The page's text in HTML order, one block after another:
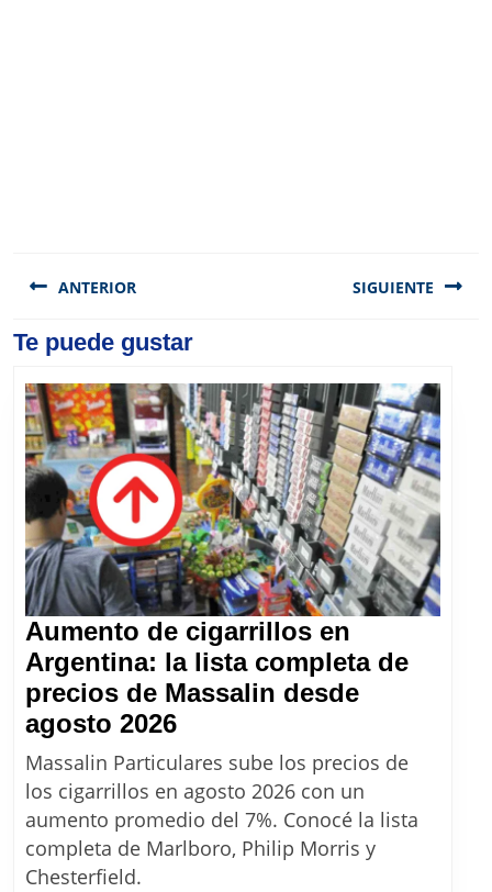
de
ANTERIOR
Previous
SIGUIENTE
Te puede gustar
Aumento de cigarrillos en
Argentina: la lista completa de
precios de Massalin desde
agosto 2026Aumento
de
cigarrillos
en
Argentina:
Massalin Particulares sube los precios de
los cigarrillos en agosto 2026 con un
aumento promedio del 7%. Conocé la lista
completa de Marlboro, Philip Morris y
Chesterfield.